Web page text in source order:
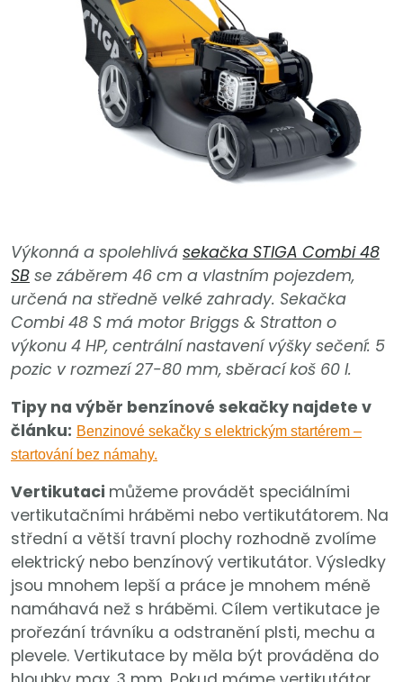
Výkonná a spolehlivá sekačka STIGA Combi 48
SB se záběrem 46 cm a vlastním pojezdem,
určená na středně velké zahrady. Sekačka
Combi 48 S má motor Briggs & Stratton o
výkonu 4 HP, centrální nastavení výšky sečení: 5
pozic v rozmezí 27-80 mm, sběrací koš 60 l.
Tipy na výběr benzínové sekačky najdete v
článku: Benzinové sekačky s elektrickým startérem –
startování bez námahy.
Vertikutaci můžeme provádět speciálními
vertikutačními hráběmi nebo vertikutátorem. Na
střední a větší travní plochy rozhodně zvolíme
elektrický nebo benzínový vertikutátor. Výsledky
jsou mnohem lepší a práce je mnohem méně
namáhavá než s hráběmi. Cílem vertikutace je
prořezání trávníku a odstranění plsti, mechu a
plevele. Vertikutace by měla být prováděna do